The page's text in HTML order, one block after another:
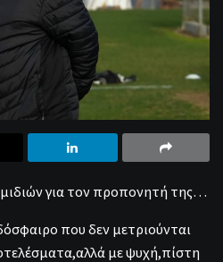
για τον προπονητή της…
που δεν μετριούνται
με ψυχή,πίστη